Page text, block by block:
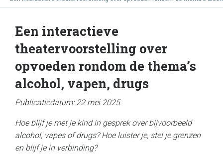
Een interactieve
theatervoorstelling over
opvoeden rondom de thema’s
alcohol, vapen, drugs
Publicatiedatum: 22 mei 2025
Hoe blijf je met je kind in gesprek over bijvoorbeeld
alcohol, vapes of drugs? Hoe luister je, stel je grenzen
en blijf je in verbinding?